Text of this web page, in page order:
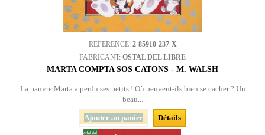
REFERENCE: 2-85910-237-X
FABRICANT: OSTAL DEL LIBRE
MARTA COMPTA SOS CATONS - M. WALSH
La pauvre Marta a perdu ses petits ! Où peuvent-ils bien se cacher ? Un
beau...
Ajouter au panier Détails